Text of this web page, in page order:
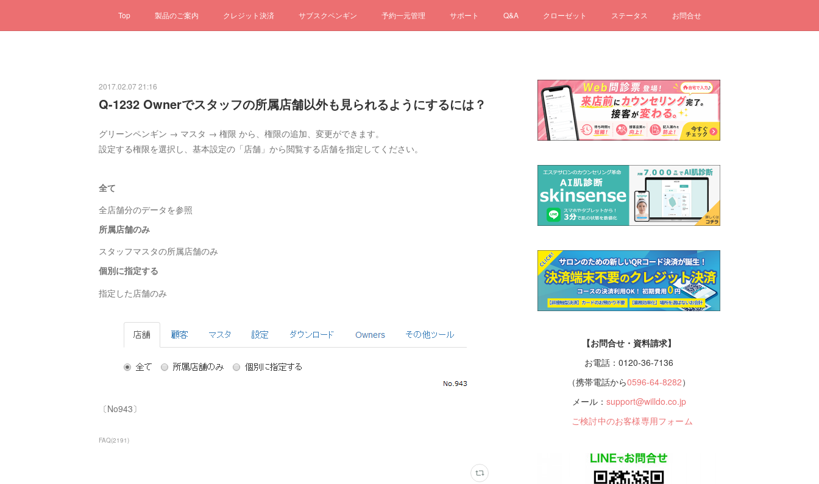
Top 製品のご案内 クレジット決済 サブスクペンギン 予約一元管理 サポート Q&A クローゼット ステータス お問合せ
2017.02.07 21:16
Q-1232 Ownerでスタッフの所属店舗以外も見られるようにするには？
グリーンペンギン → マスタ → 権限 から、権限の追加、変更ができます。
設定する権限を選択し、基本設定の「店舗」から閲覧する店舗を指定してください。
全て
全店舗分のデータを参照
所属店舗のみ
スタッフマスタの所属店舗のみ
個別に指定する
指定した店舗のみ
〔No943〕
FAQ(2191)
【お問合せ・資料請求】
お電話：0120-36-7136
（携帯電話から0596-64-8282）
メール： support@willdo.co.jp
ご検討中のお客様専用フォーム